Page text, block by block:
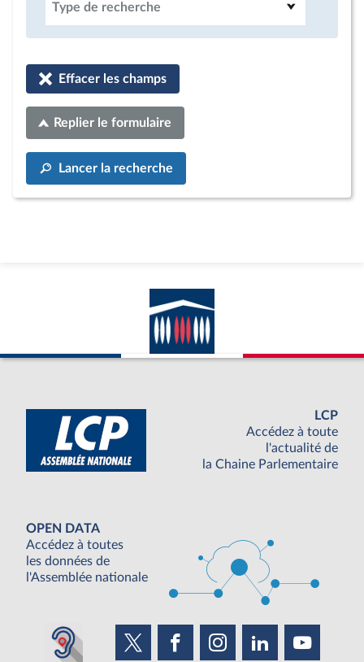
Type de recherche
Effacer les champs
Replier le formulaire
Lancer la recherche
LCP
Accédez à toute
l'actualité de
la Chaine Parlementaire
OPEN DATA
Accédez à toutes
les données de
l'Assemblée nationale